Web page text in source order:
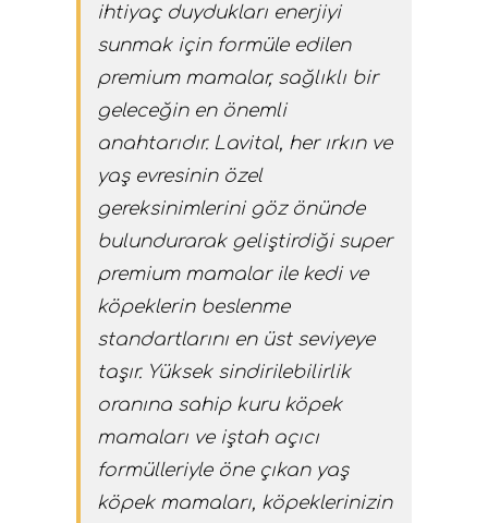
ihtiyaç duydukları enerjiyi
sunmak için formüle edilen
premium mamalar, sağlıklı bir
geleceğin en önemli
anahtarıdır. Lavital, her ırkın ve
yaş evresinin özel
gereksinimlerini göz önünde
bulundurarak geliştirdiği super
premium mamalar ile kedi ve
köpeklerin beslenme
standartlarını en üst seviyeye
taşır. Yüksek sindirilebilirlik
oranına sahip kuru köpek
mamaları ve iştah açıcı
formülleriyle öne çıkan yaş
köpek mamaları, köpeklerinizin